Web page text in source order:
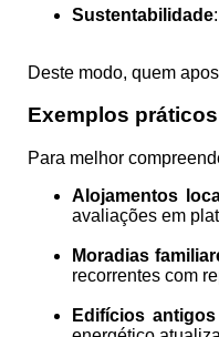
Sustentabilidade
Deste modo, quem
Exemplos
Para melhor
Alojamentos
avaliações em
Moradias
recorrentes com
Edifícios